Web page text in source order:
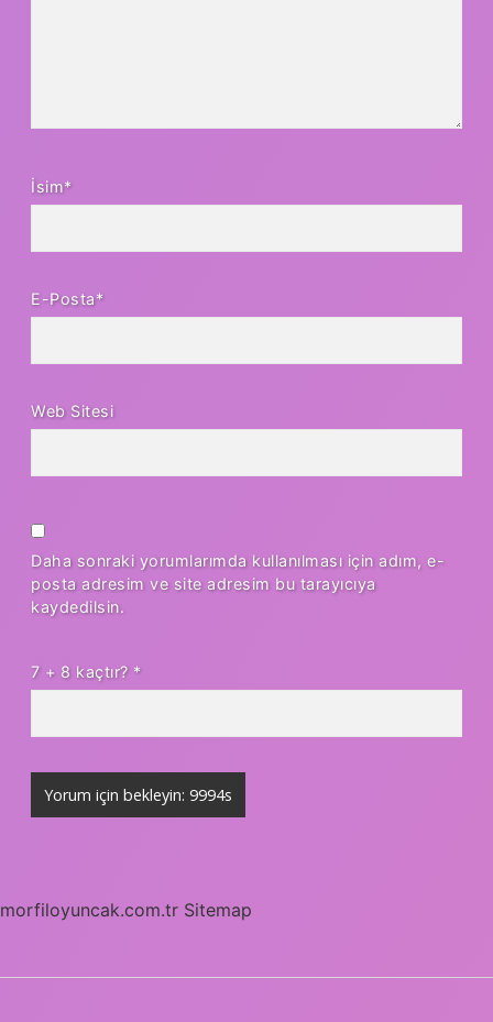
İsim*
E-Posta*
Web Sitesi
Daha sonraki yorumlarımda kullanılması için adım, e-
posta adresim ve site adresim bu tarayıcıya
kaydedilsin.
7 + 8 kaçtır? *
morfiloyuncak.com.tr Sitemap